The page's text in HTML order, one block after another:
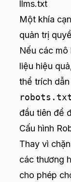
llms.txt
Một khía
quản trị
Nếu các
liệu hiệu
thể trích
robots.txt
đầu tiên để
Cấu hình
Thay vì
các thương
cho phép